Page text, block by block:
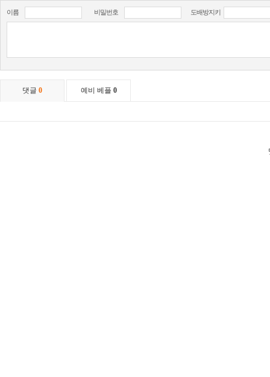
이름 비밀번호 도배방지키
댓글 0 예비 베플 0